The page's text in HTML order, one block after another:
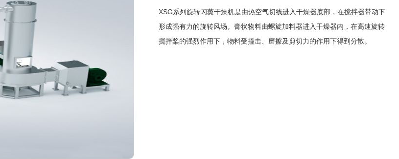
XSG系列旋转闪蒸干燥机是由热空气切线进入干燥器底部，在搅拌器带动下
形成强有力的旋转风场。膏状物料由螺旋加料器进入干燥器内，在高速旋转
搅拌桨的强烈作用下，物料受撞击、磨擦及剪切力的作用下得到分散。